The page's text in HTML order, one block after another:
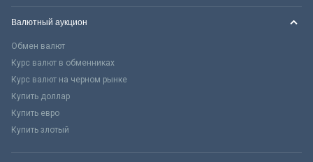
Валютный аукцион
Обмен валют
Курс валют в обменниках
Курс валют на черном рынке
Купить доллар
Купить евро
Купить злотый